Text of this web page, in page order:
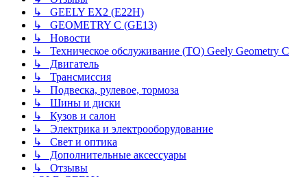
↳ GEELY EX2 (E22H)
↳ GEOMETRY C (GE13)
↳ Новости
↳ Техническое обслуживание (ТО) Geely Geometry C
↳ Двигатель
↳ Трансмиссия
↳ Подвеска, рулевое, тормоза
↳ Шины и диски
↳ Кузов и салон
↳ Электрика и электрооборудование
↳ Свет и оптика
↳ Дополнительные аксессуары
↳ Отзывы